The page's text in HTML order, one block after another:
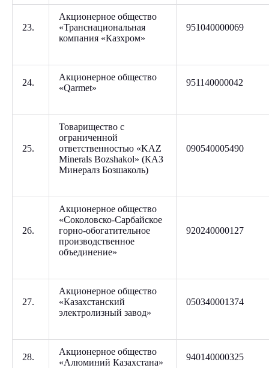
23.
Акционерное общество
«Транснациональная
компания «Казхром»
951040000069
24.
Акционерное общество
«Qarmet»
951140000042
25.
Товарищество с
ограниченной
ответственностью «KAZ
Minerals Bozshakol» (КАЗ
Минералз Бозшаколь)
090540005490
26.
Акционерное общество
«Соколовско-Сарбайское
горно-обогатительное
производственное
объединение»
920240000127
27.
Акционерное общество
«Казахстанский
электролизный завод»
050340001374
28.
Акционерное общество
«Алюминий Казахстана»
940140000325